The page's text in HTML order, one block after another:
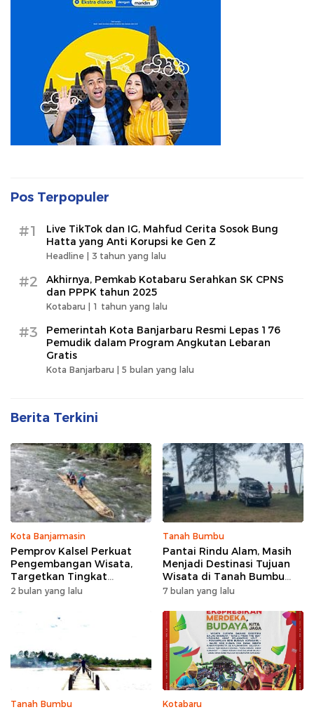
Pos Terpopuler
#1
Live TikTok dan IG, Mahfud Cerita Sosok Bung
Hatta yang Anti Korupsi ke Gen Z
Headline | 3 tahun yang lalu
#2
Akhirnya, Pemkab Kotabaru Serahkan SK CPNS
dan PPPK tahun 2025
Kotabaru | 1 tahun yang lalu
#3
Pemerintah Kota Banjarbaru Resmi Lepas 176
Pemudik dalam Program Angkutan Lebaran
Gratis
Kota Banjarbaru | 5 bulan yang lalu
Berita Terkini
Kota Banjarmasin
Pemprov Kalsel Perkuat
Pengembangan Wisata,
Targetkan Tingkat
Kunjungan Naik 5 Persen di
2 bulan yang lalu
Tanah Bumbu
Pantai Rindu Alam, Masih
Menjadi Destinasi Tujuan
Wisata di Tanah Bumbu
dengan Rindangnya Pohon
7 bulan yang lalu
Tanah Bumbu Kotabaru